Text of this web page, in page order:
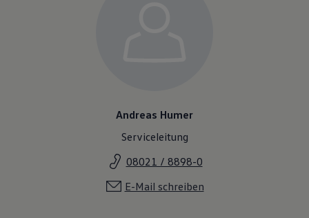
Andreas Humer
Serviceleitung
08021 / 8898-0
E-Mail schreiben